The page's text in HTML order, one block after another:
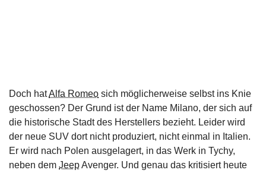
Doch hatAlfa Romeo sich möglicherweise selbst ins Knie
geschossen? Der Grund ist der Name Milano, der sich auf
die historische Stadt des Herstellers bezieht. Leider wird
der neue SUV dort nicht produziert, nicht einmal in Italien.
Er wird nach Polen ausgelagert, in das Werk in Tychy,
neben dem JeepAvenger. Und genau das kritisiert heute